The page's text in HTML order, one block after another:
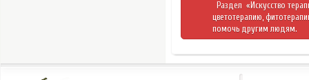
Раздел «Искусство
цветотерапию,
помочь другим людям.